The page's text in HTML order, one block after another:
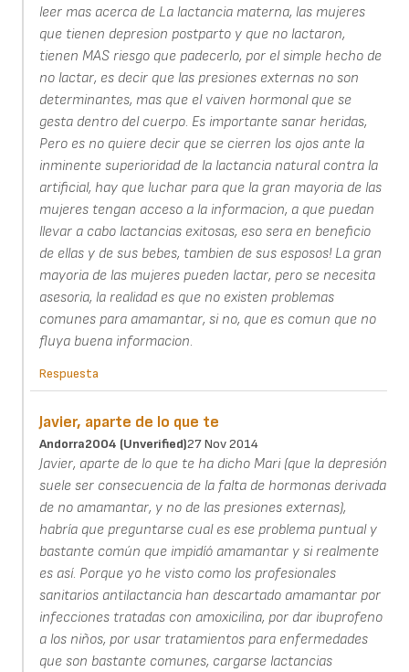
leer mas acerca de La lactancia materna, las mujeres
que tienen depresion postparto y que no lactaron,
tienen MAS riesgo que padecerlo, por el simple hecho de
no lactar, es decir que las presiones externas no son
determinantes, mas que el vaiven hormonal que se
gesta dentro del cuerpo. Es importante sanar heridas,
Pero es no quiere decir que se cierren los ojos ante la
inminente superioridad de la lactancia natural contra la
artificial, hay que luchar para que la gran mayoria de las
mujeres tengan acceso a la informacion, a que puedan
llevar a cabo lactancias exitosas, eso sera en beneficio
de ellas y de sus bebes, tambien de sus esposos! La gran
mayoria de las mujeres pueden lactar, pero se necesita
asesoria, la realidad es que no existen problemas
comunes para amamantar, si no, que es comun que no
fluya buena informacion.
Respuesta
Javier, aparte de lo que te
Andorra2004 (unverified)27 Nov 2014
Javier, aparte de lo que te ha dicho Mari (que la depresión
suele ser consecuencia de la falta de hormonas derivada
de no amamantar, y no de las presiones externas),
habría que preguntarse cual es ese problema puntual y
bastante común que impidíó amamantar y si realmente
es así. Porque yo he visto como los profesionales
sanitarios antilactancia han descartado amamantar por
infecciones tratadas con amoxicilina, por dar ibuprofeno
a los niños, por usar tratamientos para enfermedades
que son bastante comunes, cargarse lactancias